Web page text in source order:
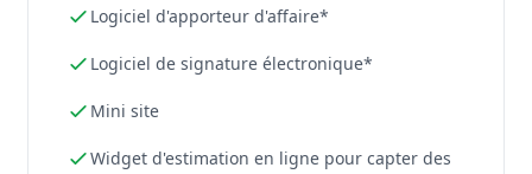
Logiciel d'apporteur d'affaire*
Logiciel de signature électronique*
Mini site
Widget d'estimation en ligne pour capter des